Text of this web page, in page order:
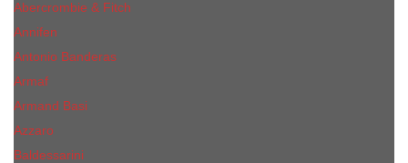
Abercrombie & Fitch
Annifen
Antonio Banderas
Armaf
Armand Basi
Azzaro
Baldessarini